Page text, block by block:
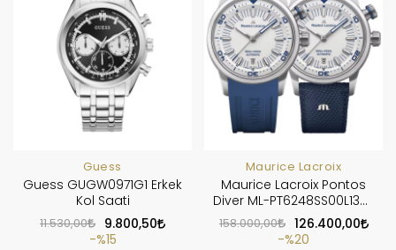
Guess
Guess GUGW0971G1 Erkek
Kol Saati
11.530,00
9.800,50
%15
Maurice Lacroix
Maurice Lacroix Pontos
Diver ML-PT6248SS00L130-
4
158.000,00
126.400,00
%20